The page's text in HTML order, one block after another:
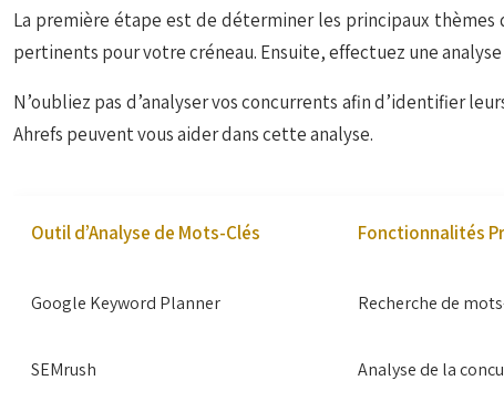
La première étape est de déterminer les principaux
pertinents pour votre créneau. Ensuite, effectuez une
N’oubliez pas d’analyser vos concurrents afin d’identifier
Ahrefs peuvent vous aider dans cette analyse.
Outil d’Analyse de Mots-Clés Fonctionnalités
Google Keyword Planner Recherche de
SEMrush Analyse de la